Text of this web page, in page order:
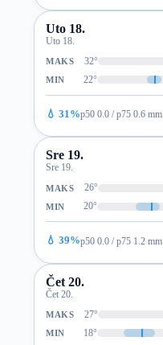
Uto 18.
Uto 18.
MAKS 32°
MIN 22°
💧 31%p50 0.0 / p75 0.6 mm
Sre 19.
Sre 19.
MAKS 26°
MIN 20°
💧 39%p50 0.0 / p75 1.2 mm
Čet 20.
Čet 20.
MAKS 27°
MIN 18°